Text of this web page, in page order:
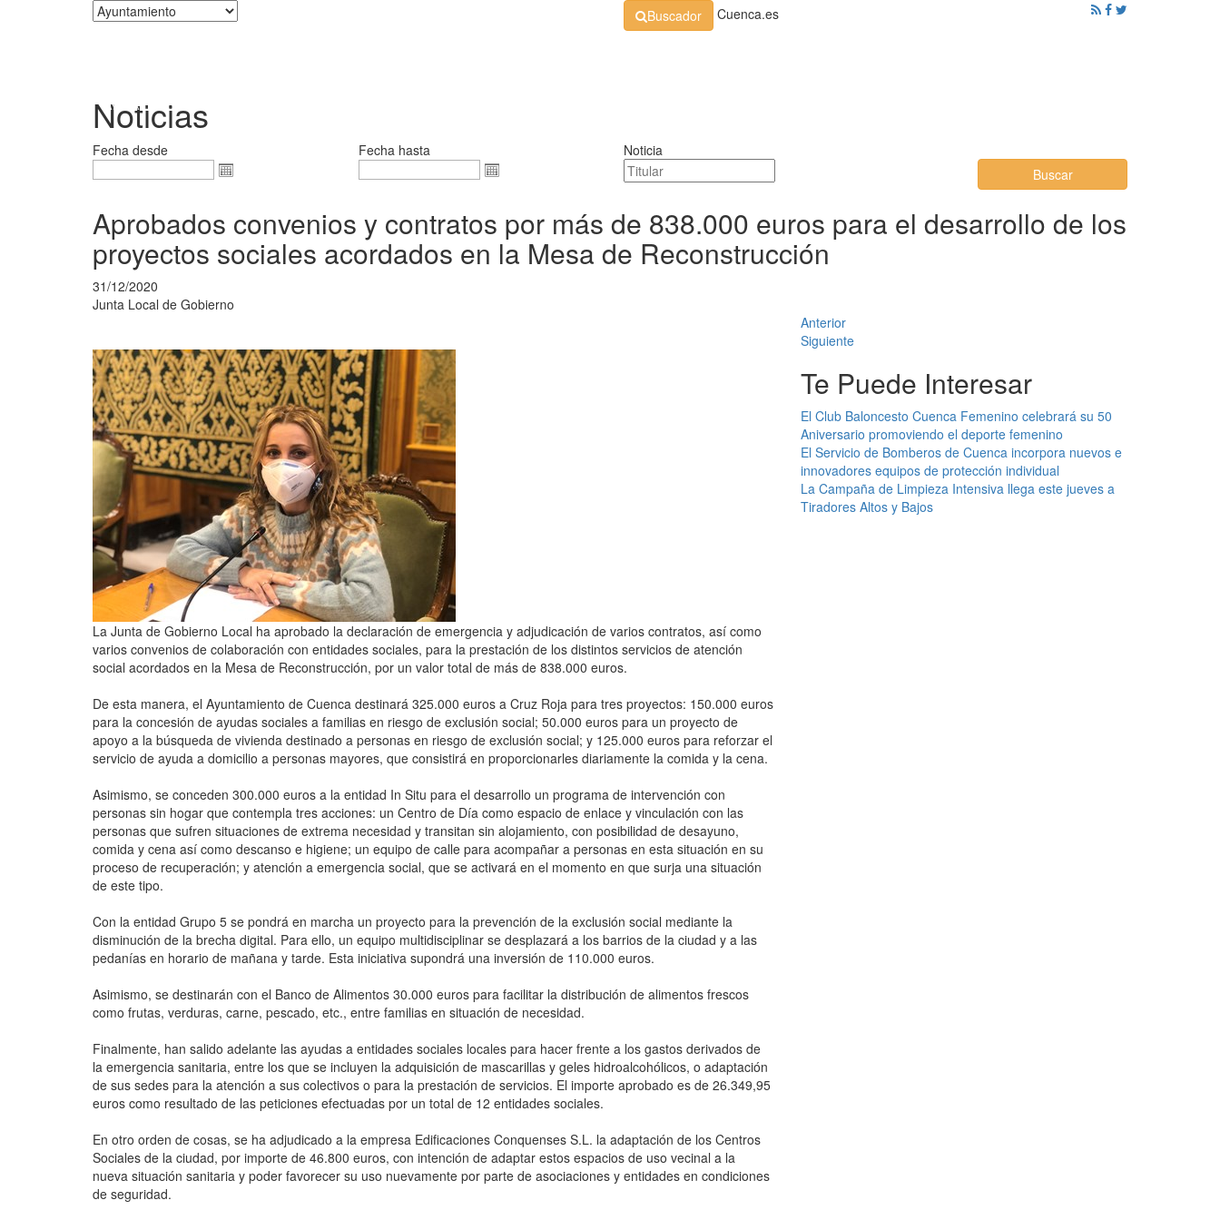
Buscador Cuenca.es
Noticias
Fecha desde Fecha hasta
Noticia
Buscar
Aprobados convenios y contratos por más de 838.000 euros para el desarrollo de los
proyectos sociales acordados en la Mesa de Reconstrucción
31/12/2020
Junta Local de Gobierno
Anterior
Siguiente
La Junta de Gobierno Local ha aprobado la declaración de emergencia y adjudicación de varios contratos, así como
varios convenios de colaboración con entidades sociales, para la prestación de los distintos servicios de atención
social acordados en la Mesa de Reconstrucción, por un valor total de más de 838.000 euros.
De esta manera, el Ayuntamiento de Cuenca destinará 325.000 euros a Cruz Roja para tres proyectos: 150.000 euros
para la concesión de ayudas sociales a familias en riesgo de exclusión social; 50.000 euros para un proyecto de
apoyo a la búsqueda de vivienda destinado a personas en riesgo de exclusión social; y 125.000 euros para reforzar el
servicio de ayuda a domicilio a personas mayores, que consistirá en proporcionarles diariamente la comida y la cena.
Asimismo, se conceden 300.000 euros a la entidad In Situ para el desarrollo un programa de intervención con
personas sin hogar que contempla tres acciones: un Centro de Día como espacio de enlace y vinculación con las
personas que sufren situaciones de extrema necesidad y transitan sin alojamiento, con posibilidad de desayuno,
comida y cena así como descanso e higiene; un equipo de calle para acompañar a personas en esta situación en su
proceso de recuperación; y atención a emergencia social, que se activará en el momento en que surja una situación
de este tipo.
Con la entidad Grupo 5 se pondrá en marcha un proyecto para la prevención de la exclusión social mediante la
disminución de la brecha digital. Para ello, un equipo multidisciplinar se desplazará a los barrios de la ciudad y a las
pedanías en horario de mañana y tarde. Esta iniciativa supondrá una inversión de 110.000 euros.
Asimismo, se destinarán con el Banco de Alimentos 30.000 euros para facilitar la distribución de alimentos frescos
como frutas, verduras, carne, pescado, etc., entre familias en situación de necesidad.
Finalmente, han salido adelante las ayudas a entidades sociales locales para hacer frente a los gastos derivados de
la emergencia sanitaria, entre los que se incluyen la adquisición de mascarillas y geles hidroalcohólicos, o adaptación
de sus sedes para la atención a sus colectivos o para la prestación de servicios. El importe aprobado es de 26.349,95
euros como resultado de las peticiones efectuadas por un total de 12 entidades sociales.
En otro orden de cosas, se ha adjudicado a la empresa Edificaciones Conquenses S.L. la adaptación de los Centros
Sociales de la ciudad, por importe de 46.800 euros, con intención de adaptar estos espacios de uso vecinal a la
nueva situación sanitaria y poder favorecer su uso nuevamente por parte de asociaciones y entidades en condiciones
de seguridad.
Te Puede Interesar
El Club Baloncesto Cuenca Femenino celebrará su 50
Aniversario promoviendo el deporte femenino
El Servicio de Bomberos de Cuenca incorpora nuevos e
innovadores equipos de protección individual
La Campaña de Limpieza Intensiva llega este jueves a
Tiradores Altos y Bajos